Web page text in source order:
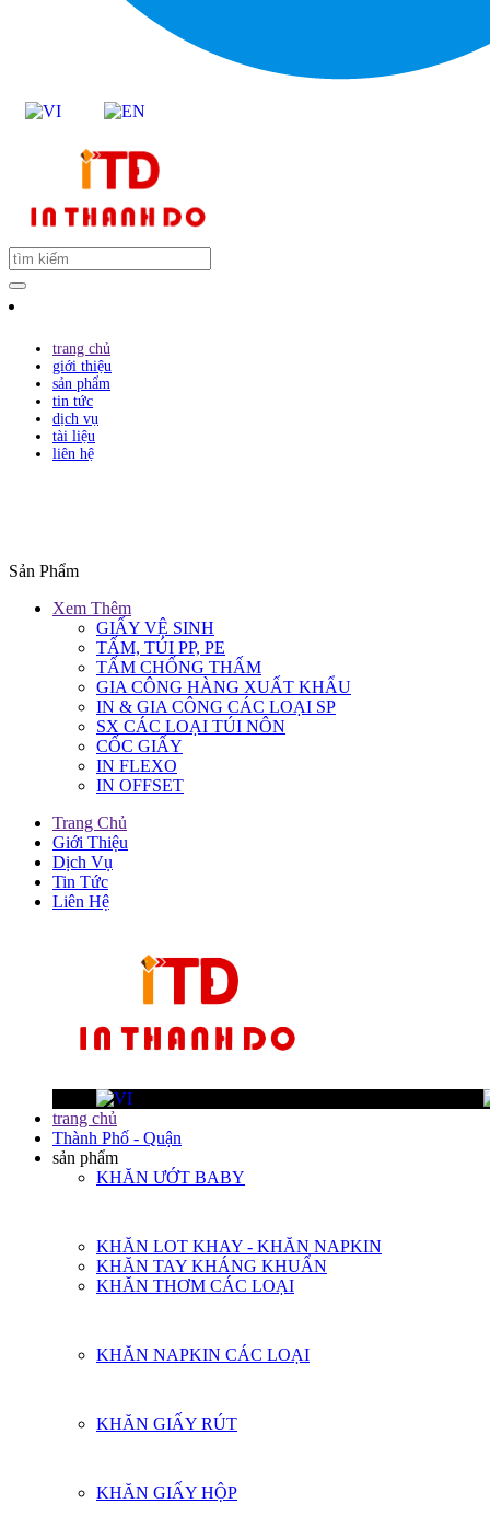
trang chủ
giới thiệu
sản phẩm
tin tức
dịch vụ
tài liệu
liên hệ
Sản Phẩm
Xem Thêm
GIẤY VỆ SINH
TẤM, TÚI PP, PE
TẤM CHỐNG THẤM
GIA CÔNG HÀNG XUẤT KHẨU
IN & GIA CÔNG CÁC LOẠI SP
SX CÁC LOẠI TÚI NÔN
CỐC GIẤY
IN FLEXO
IN OFFSET
Trang Chủ
Giới Thiệu
Dịch Vụ
Tin Tức
Liên Hệ
trang chủ
Thành Phố - Quận
sản phẩm
KHĂN ƯỚT BABY
KHĂN LOT KHAY - KHĂN NAPKIN
KHĂN TAY KHÁNG KHUẨN
KHĂN THƠM CÁC LOẠI
KHĂN NAPKIN CÁC LOẠI
KHĂN GIẤY RÚT
KHĂN GIẤY HỘP